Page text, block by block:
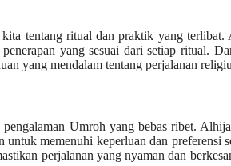
tentang ritual dan praktik yang terlibat.
yang sesuai dari setiap ritual.
yang mendalam tentang perjalanan
Umroh yang bebas ribet.
memenuhi keperluan dan preferensi
perjalanan yang nyaman dan